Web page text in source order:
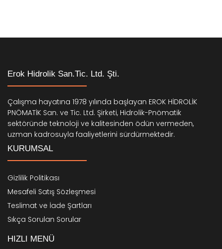
Erok Hidrolik San.Tic. Ltd. Şti.
Çalışma hayatına 1978 yılında başlayan EROK HİDROLİK
PNÖMATİK San. ve Tic. Ltd. Şirketi, Hidrolik-Pnömatik
sektöründe teknoloji ve kalitesinden ödün vermeden,
uzman kadrosuyla faaliyetlerini sürdürmektedir.
KURUMSAL
Gizlilik Politikası
Mesafeli Satış Sözleşmesi
Teslimat ve İade Şartları
Sıkça Sorulan Sorular
HIZLI MENÜ